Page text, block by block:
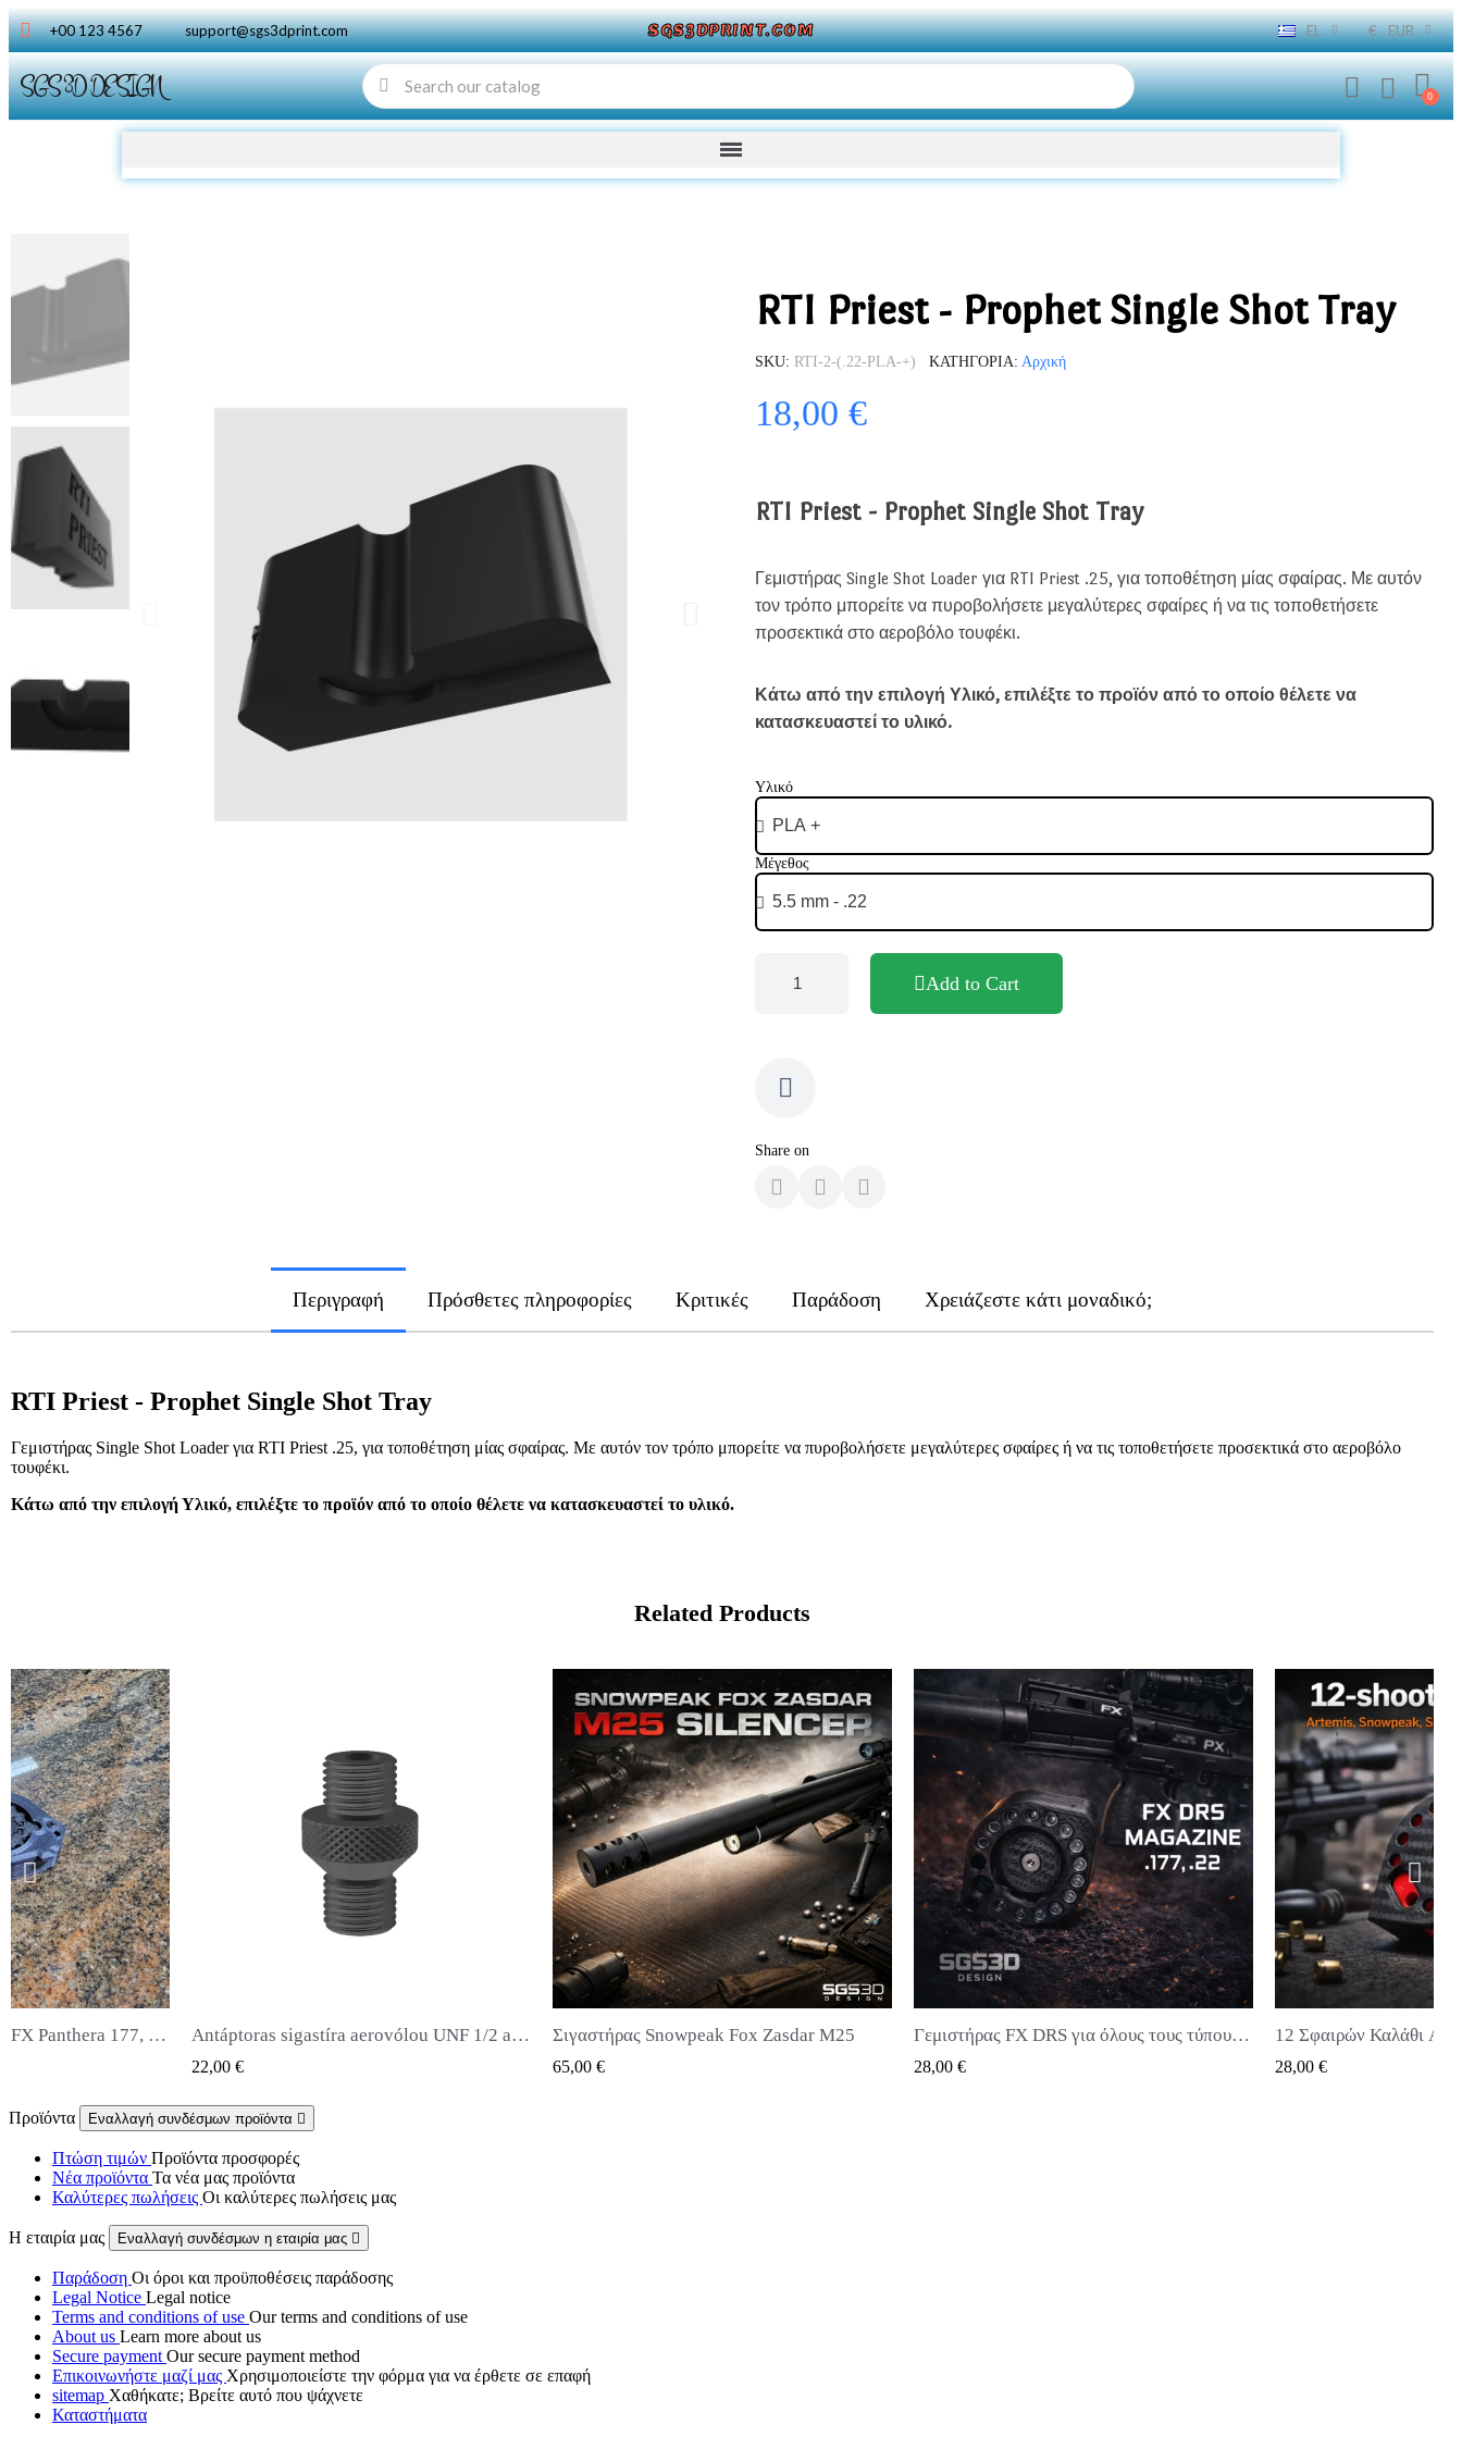
+00 123 4567 support@sgs3dprint.com SGS3DPRINT.COM EL € EUR
SGS 3D DESIGN
RTI Priest - Prophet Single Shot Tray
SKU RTI-2-(.22-PLA-+) ΚΑΤΗΓΟΡΊΑ Αρχική
18,00 €
RTI Priest - Prophet Single Shot Tray
Γεμιστήρας Single Shot Loader για RTI Priest .25, για τοποθέτηση μίας σφαίρας. Με αυτόν
τον τρόπο μπορείτε να πυροβολήσετε μεγαλύτερες σφαίρες ή να τις τοποθετήσετε
προσεκτικά στο αεροβόλο τουφέκι.
Κάτω από την επιλογή Υλικό, επιλέξτε το προϊόν από το οποίο θέλετε να
κατασκευαστεί το υλικό.
Υλικό
Μέγεθος
Add to Cart
Share on
Περιγραφή Πρόσθετες πληροφορίες Κριτικές Παράδοση Χρειάζεστε κάτι μοναδικό;
RTI Priest - Prophet Single Shot Tray
Γεμιστήρας Single Shot Loader για RTI Priest .25, για τοποθέτηση μίας σφαίρας. Με αυτόν τον τρόπο μπορείτε να πυροβολήσετε μεγαλύτερες σφαίρες ή να τις τοποθετήσετε προσεκτικά στο αεροβόλο
τουφέκι.
Κάτω από την επιλογή Υλικό, επιλέξτε το προϊόν από το οποίο θέλετε να κατασκευαστεί το υλικό.
Related Products
QUICK VIEW Antáptoras sigastíra aerovólou UNF 1/2 arsenikó se UNF 1/2 arsenikó QUICK VIEW
Σιγαστήρας Snowpeak Fox Zasdar M25 QUICK VIEW Γεμιστήρας FX DRS για όλους τους τύπους σφαιρών QUICK VIEW 12 Σφαιρών Καλάθι Artemis, Snowpeak, SPA, SMK PP750, Umarex Notos Pýli
Προϊόντα Εναλλαγή συνδέσμων προϊόντα 
Πτώση τιμών Προϊόντα προσφορές
Νέα προϊόντα Τα νέα μας προϊόντα
Καλύτερες πωλήσεις Οι καλύτερες πωλήσεις μας
Η εταιρία μας Εναλλαγή συνδέσμων η εταιρία μας 
Παράδοση Οι όροι και προϋποθέσεις παράδοσης
Legal Notice Legal notice
Terms and conditions of use Our terms and conditions of use
About us Learn more about us
Secure payment Our secure payment method
Επικοινωνήστε μαζί μας Χρησιμοποιείστε την φόρμα για να έρθετε σε επαφή
sitemap Χαθήκατε; Βρείτε αυτό που ψάχνετε
Καταστήματα